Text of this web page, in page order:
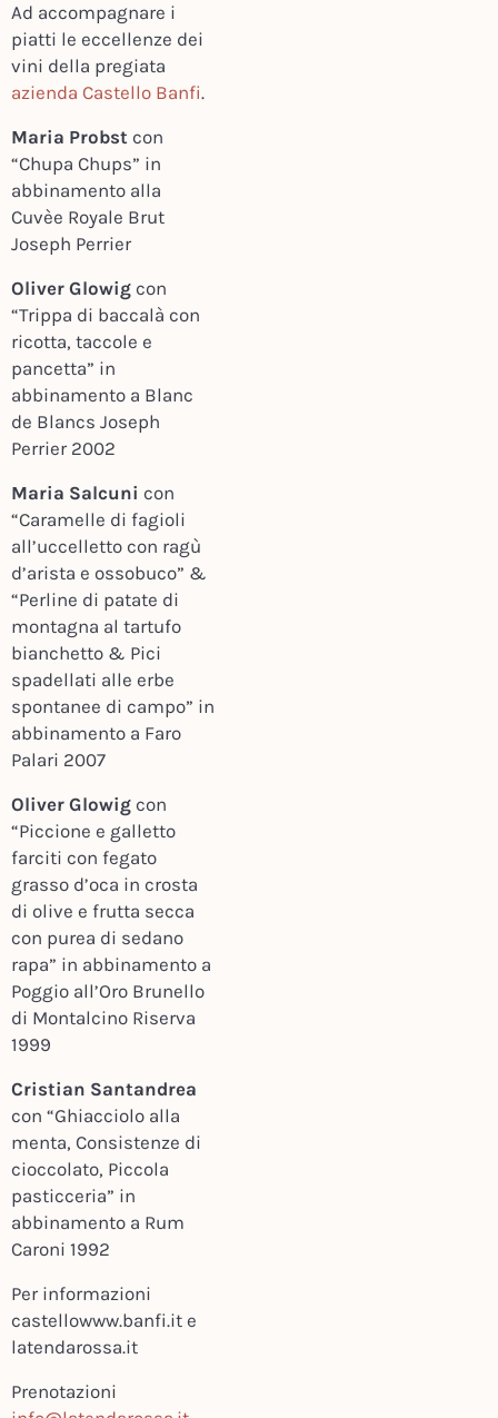
Ad accompagnare i
piatti le eccellenze dei
vini della pregiata
azienda Castello Banfi.
Maria Probstcon
“Chupa Chups” in
abbinamento alla
Cuvèe Royale Brut
Joseph Perrier
Oliver Glowigcon
“Trippa di baccalà con
ricotta, taccole e
pancetta” in
abbinamento a Blanc
de Blancs Joseph
Perrier 2002
Maria Salcuni con
“Caramelle di fagioli
all’uccelletto con ragù
d’arista e ossobuco” &
“Perline di patate di
montagna al tartufo
bianchetto & Pici
spadellati alle erbe
spontanee di campo” in
abbinamento a Faro
Palari 2007
Oliver Glowigcon
“Piccione e galletto
farciti con fegato
grasso d’oca in crosta
di olive e frutta secca
con purea di sedano
rapa” in abbinamento a
Poggio all’Oro Brunello
di Montalcino Riserva
1999
Cristian Santandrea
con “Ghiacciolo alla
menta, Consistenze di
cioccolato, Piccola
pasticceria” in
abbinamento a Rum
Caroni 1992
Per informazioni
castellowww.banfi.it e
latendarossa.it
Prenotazioni